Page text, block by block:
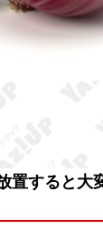
置すると大